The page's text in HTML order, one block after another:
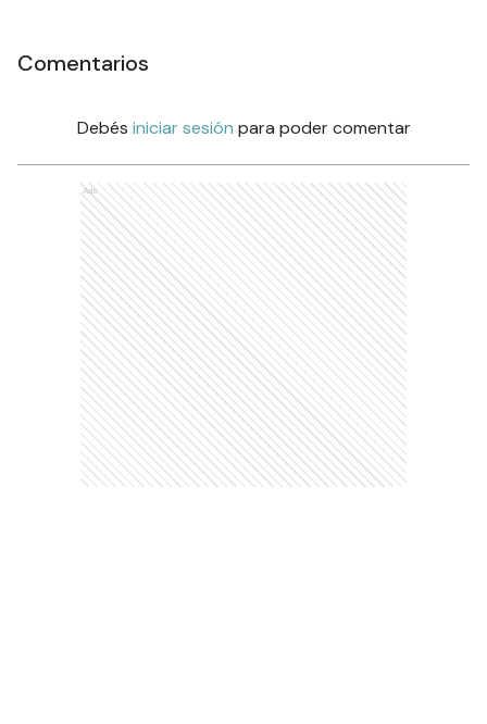
Comentarios
Debés iniciar sesión para poder comentar
Ads